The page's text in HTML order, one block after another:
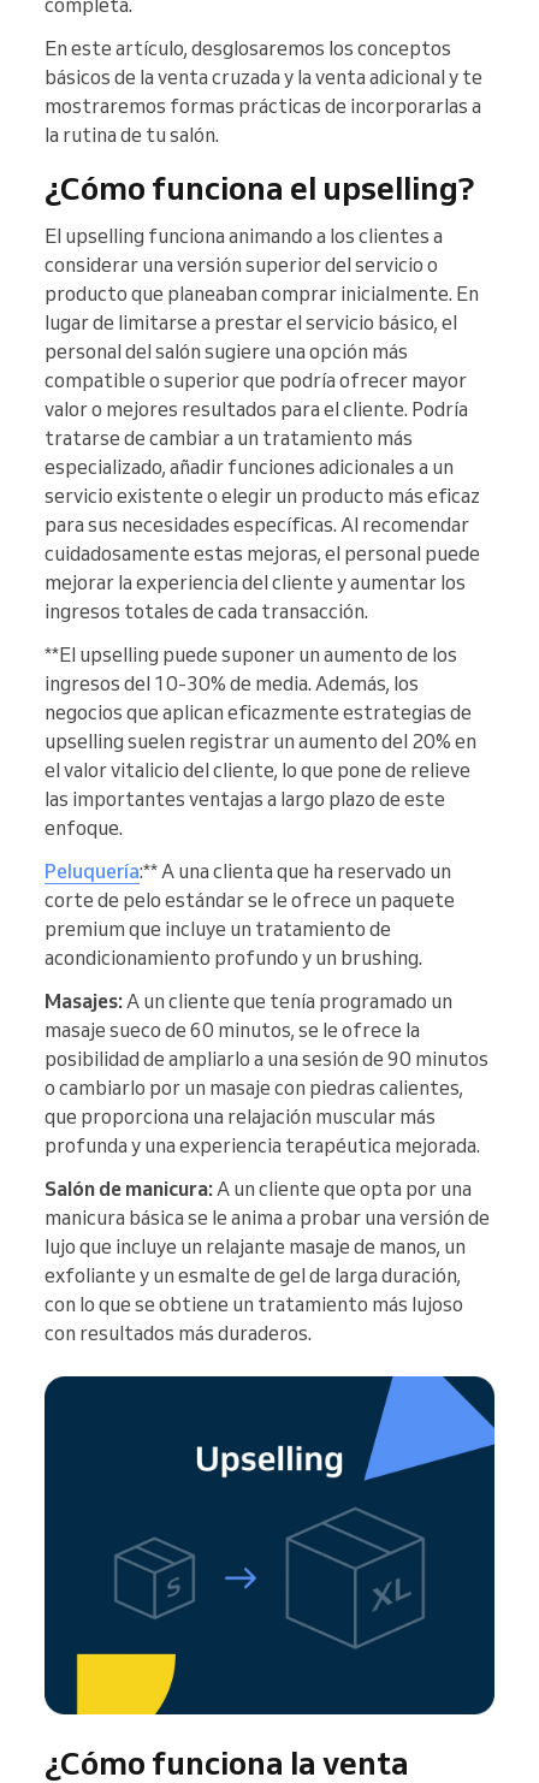
completa.
En este artículo, desglosaremos los conceptos
básicos de la venta cruzada y la venta adicional y te
mostraremos formas prácticas de incorporarlas a
la rutina de tu salón.
¿Cómo funciona el upselling?
El upselling funciona animando a los clientes a
considerar una versión superior del servicio o
producto que planeaban comprar inicialmente. En
lugar de limitarse a prestar el servicio básico, el
personal del salón sugiere una opción más
compatible o superior que podría ofrecer mayor
valor o mejores resultados para el cliente. Podría
tratarse de cambiar a un tratamiento más
especializado, añadir funciones adicionales a un
servicio existente o elegir un producto más eficaz
para sus necesidades específicas. Al recomendar
cuidadosamente estas mejoras, el personal puede
mejorar la experiencia del cliente y aumentar los
ingresos totales de cada transacción.
**El upselling puede suponer un aumento de los
ingresos del 10-30% de media. Además, los
negocios que aplican eficazmente estrategias de
upselling suelen registrar un aumento del 20% en
el valor vitalicio del cliente, lo que pone de relieve
las importantes ventajas a largo plazo de este
enfoque.
Peluquería:** A una clienta que ha reservado un
corte de pelo estándar se le ofrece un paquete
premium que incluye un tratamiento de
acondicionamiento profundo y un brushing.
Masajes:A un cliente que tenía programado un
masaje sueco de 60 minutos, se le ofrece la
posibilidad de ampliarlo a una sesión de 90 minutos
o cambiarlo por un masaje con piedras calientes,
que proporciona una relajación muscular más
profunda y una experiencia terapéutica mejorada.
Salón de manicura:A un cliente que opta por una
manicura básica se le anima a probar una versión de
lujo que incluye un relajante masaje de manos, un
exfoliante y un esmalte de gel de larga duración,
con lo que se obtiene un tratamiento más lujoso
con resultados más duraderos.
¿Cómo funciona la venta